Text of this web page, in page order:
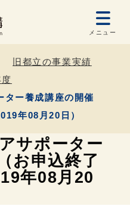
メニュー
旧都立の事業実績
ー養成講座の開催
年08月20日）
サポーター
お申込終了
年08月20